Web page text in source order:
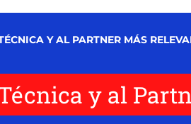
Y AL PARTNER MÁS
y al